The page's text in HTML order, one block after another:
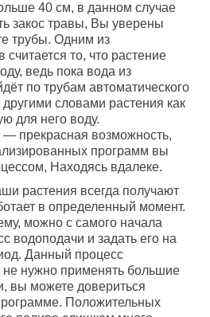
40 см, в данном случае
закос травы, Вы уверены
трубы. Одним из
считается то, что растение
ведь пока вода из
по трубам автоматического
словами растения как
для него воду.
прекрасная возможность,
программ вы
Находясь вдалеке.
растения всегда получают
в определенный момент.
можно с самого начала
водоподачи и задать его на
Данный процесс
не нужно применять большие
вы можете довериться
Положительных